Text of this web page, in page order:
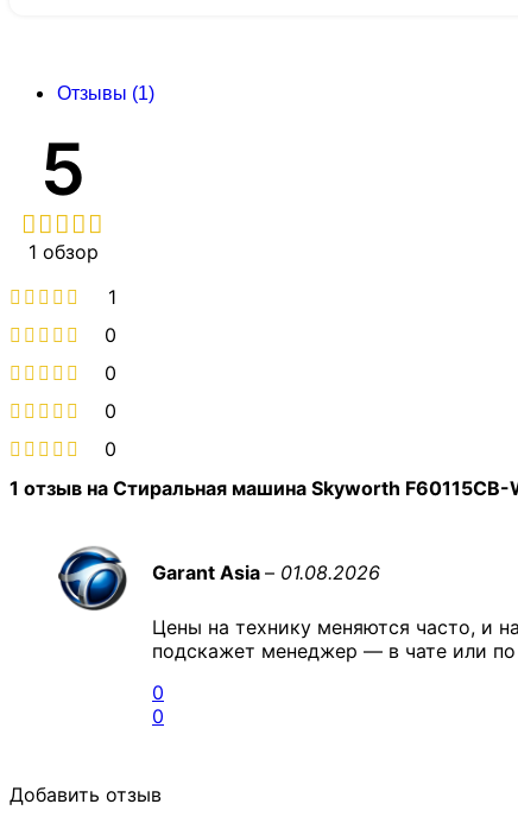
Отзывы (1)
5
1 обзор
1
0
0
0
0
1 отзыв на Стиральная машина Skyworth F60115CB-
Garant Asia – 01.08.2026
Цены на технику меняются часто, и
подскажет менеджер — в чате или по
0
0
Добавить отзыв